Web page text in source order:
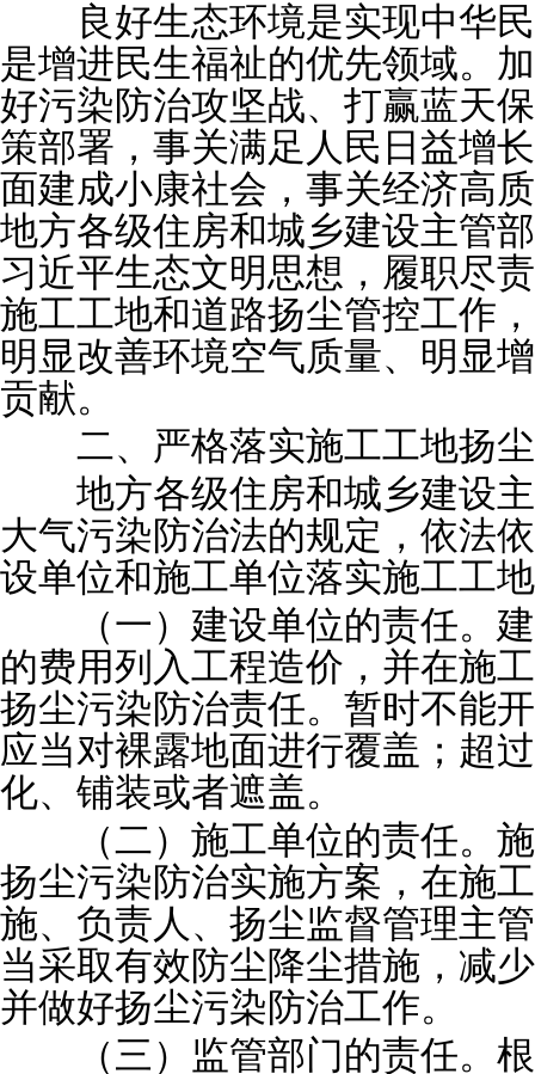
良好生态环境是实现中华民
是增进民生福祉的优先领域。
好污染防治攻坚战、打赢蓝天
策部署，事关满足人民日益增
面建成小康社会，事关经济高
地方各级住房和城乡建设主管
习近平生态文明思想，履职尽
施工工地和道路扬尘管控工作
明显改善环境空气质量、明显
贡献。
二、严格落实施工工地扬尘
地方各级住房和城乡建设主
大气污染防治法的规定，依法
设单位和施工单位落实施工工
（一）建设单位的责任。建
的费用列入工程造价，并在施
扬尘污染防治责任。暂时不能
应当对裸露地面进行覆盖；超
化、铺装或者遮盖。
（二）施工单位的责任。施
扬尘污染防治实施方案，在施
施、负责人、扬尘监督管理主
当采取有效防尘降尘措施，减
并做好扬尘污染防治工作。
（三）监管部门的责任。根